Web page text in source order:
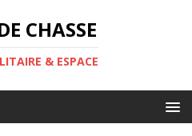
CHASSE
& ESPACE